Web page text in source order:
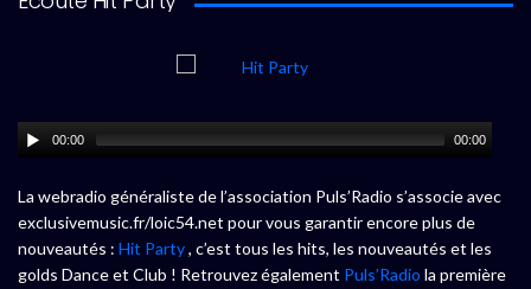
00:00 00:00
La webradio généraliste de l’association Puls’Radio s’associe avec
exclusivemusic.fr/loic54.net pour vous garantir encore plus de
nouveautés : Hit Party, c’est tous les hits, les nouveautés et les
golds Dance et Club ! Retrouvez également Puls’Radio la première